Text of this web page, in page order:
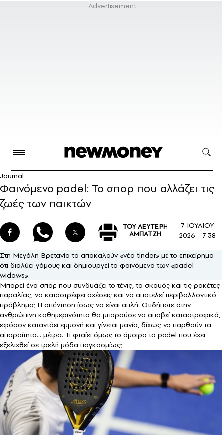
Journal
Φαινόμενο padel: Το σπορ που αλλάζει τις
ζωές των παικτών
ΤΟΥ ΛΕΥΤΕΡΗ
ΑΜΠΑΤΖΗ
7 ΙΟΥΛΙΟΥ
2026 - 7:38
Στη Μεγάλη Βρετανία το αποκαλούν «νέο tinder» με το επιχείρημα
ότι διαλύει γάμους και δημιουργεί το φαινόμενο των «padel
widows».
Μπορεί ένα σπορ που συνδυάζει το τένις, το σκουός και τις ρακέτες
παραλίας, να καταστρέφει σχέσεις και να αποτελεί περιβαλλοντικό
πρόβλημα; Η απάντηση ίσως να είναι απλή: Οτιδήποτε στην
ανθρώπινη καθημερινότητα θα μπορούσε να αποβεί καταστροφικό,
εφόσον καταντάει εμμονή και γίνεται μανία, δίχως να παρθούν τα
απαραίτητα… μέτρα. Τι φταίει όμως το άμοιρο το padel που έχει
εξελιχθεί σε τρελή μόδα παγκοσμίως;